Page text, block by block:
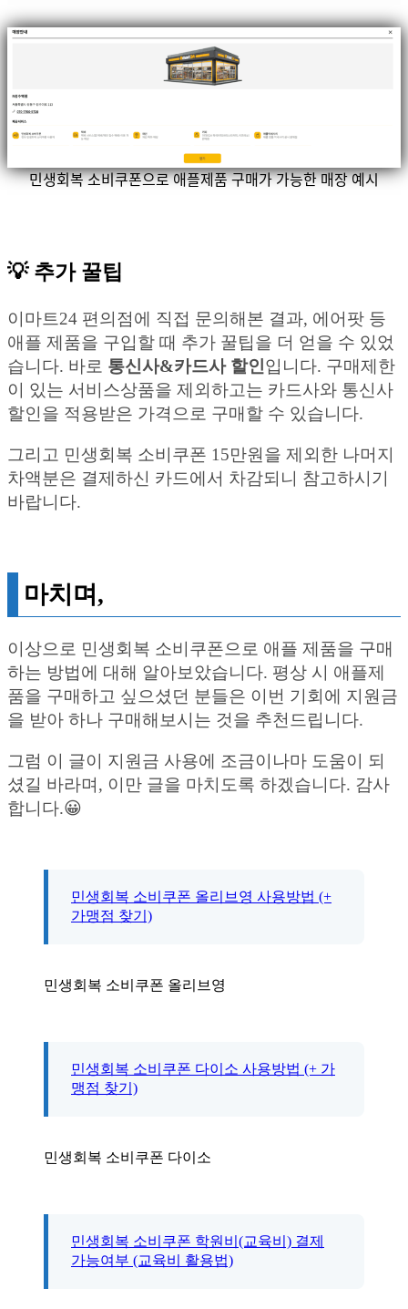
민생회복 소비쿠폰으로 애플제품 구매가 가능한 매장 예시
💡 추가 꿀팁
이마트24 편의점에 직접 문의해본 결과, 에어팟 등
애플 제품을 구입할 때 추가 꿀팁을 더 얻을 수 있었
습니다. 바로 통신사&카드사 할인입니다. 구매제한
이 있는 서비스상품을 제외하고는 카드사와 통신사
할인을 적용받은 가격으로 구매할 수 있습니다.
그리고 민생회복 소비쿠폰 15만원을 제외한 나머지
차액분은 결제하신 카드에서 차감되니 참고하시기
바랍니다.
마치며,
이상으로 민생회복 소비쿠폰으로 애플 제품을 구매
하는 방법에 대해 알아보았습니다. 평상 시 애플제
품을 구매하고 싶으셨던 분들은 이번 기회에 지원금
을 받아 하나 구매해보시는 것을 추천드립니다.
그럼 이 글이 지원금 사용에 조금이나마 도움이 되
셨길 바라며, 이만 글을 마치도록 하겠습니다. 감사
합니다.😀
민생회복 소비쿠폰 올리브영 사용방법 (+
가맹점 찾기)
민생회복 소비쿠폰 올리브영
민생회복 소비쿠폰 다이소 사용방법 (+ 가
맹점 찾기)
민생회복 소비쿠폰 다이소
민생회복 소비쿠폰 학원비(교육비) 결제
가능여부 (교육비 활용법)